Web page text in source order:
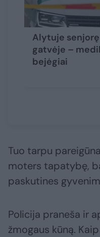
Alytuje
gatvėje –
bejėgiai
Tuo tarpu
moters tapatybę,
paskutines
Policija praneša ir
žmogaus kūną.